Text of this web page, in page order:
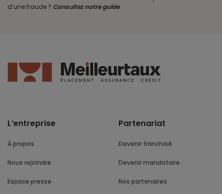
d’une fraude ? Consultez notre guide.
L’entreprise
À propos
Nous rejoindre
Espace presse
Partenariat
Devenir franchisé
Devenir mandataire
Nos partenaires